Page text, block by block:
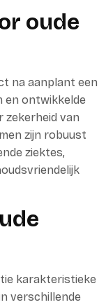
oude
na aanplant een
en ontwikkelde
zekerheid van
zijn robuust
ziektes,
karakteristieke
verschillende